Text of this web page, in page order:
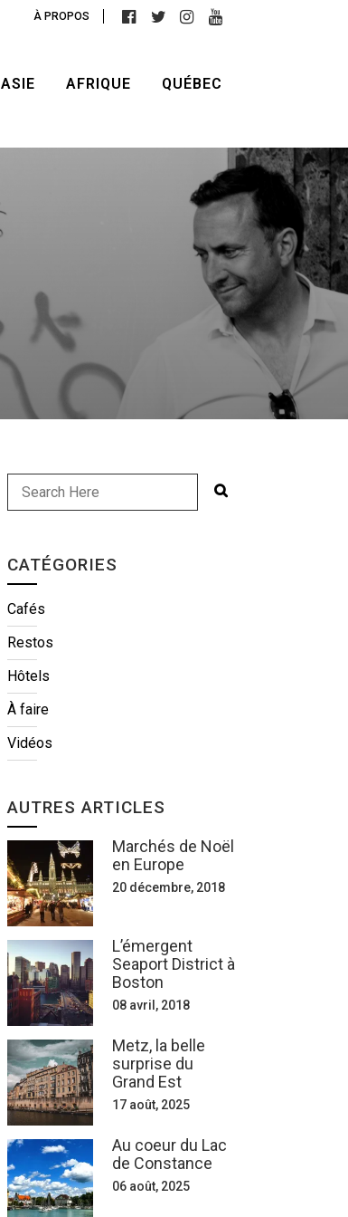
À PROPOS
ASIE AFRIQUE QUÉBEC
CATÉGORIES
Cafés
Restos
Hôtels
À faire
Vidéos
AUTRES ARTICLES
Marchés de Noël
en Europe
20 décembre, 2018
L’émergent
Seaport District à
Boston
08 avril, 2018
Metz, la belle
surprise du
Grand Est
17 août, 2025
Au coeur du Lac
de Constance
06 août, 2025